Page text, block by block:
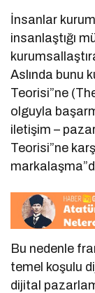
İnsanlar
insanlaştığı
Aslında bunu
Teorisi”ne
olguyla
iletişim –
Teorisi”ne
Bu nedenle
temel koşulu
dijital